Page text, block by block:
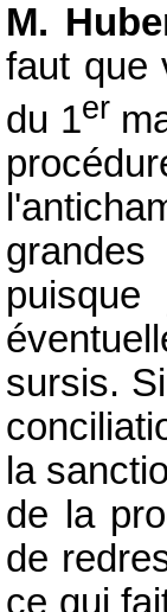
M.
faut que
du 1er
sursis.
la
de la
de
ce qui